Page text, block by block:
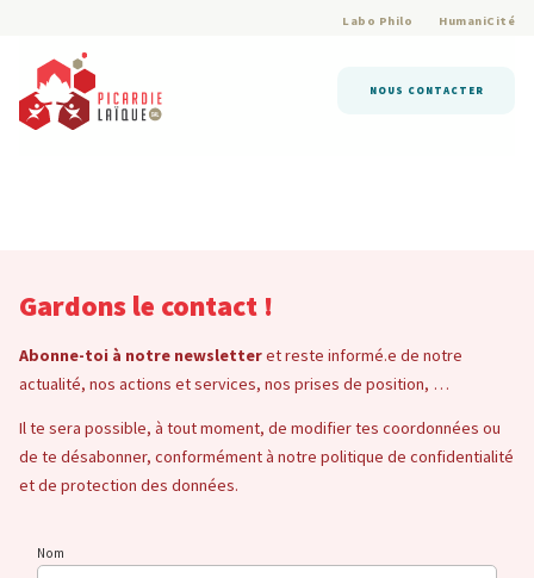
Labo Philo HumaniCité
NOUS CONTACTER
Gardons le contact !
Abonne-toi à notre newsletteret reste informé.e de notre
actualité, nos actions et services, nos prises de position, …
Il te sera possible, à tout moment, de modifier tes coordonnées ou
de te désabonner, conformément à notre politique de confidentialité
et de protection des données.
Nom